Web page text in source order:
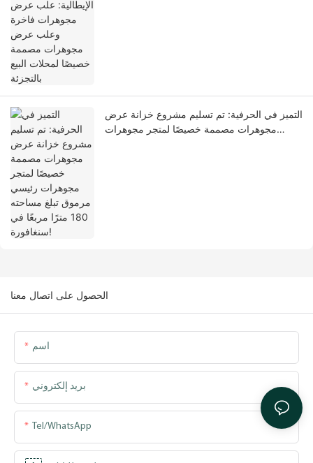
التميز في الحرفية: تم تسليم مشروع خزانة عرض
مجوهرات مصممة خصيصًا لمتجر مجوهرات
الحصول على اتصال معنا
اسم
بريد إلكتروني
Tel/WhatsApp